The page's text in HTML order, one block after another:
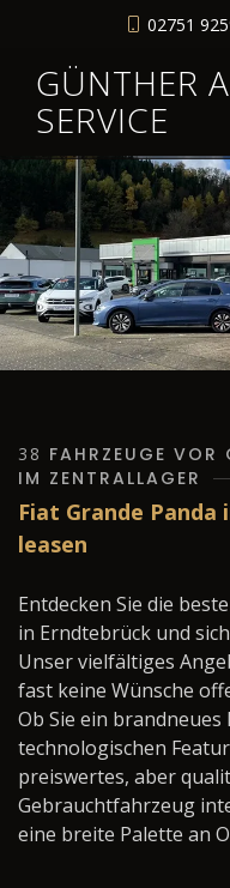
02751
GÜNTHER
SERVICE
38 FAHRZEUGE VOR
IM ZENTRALLAGER
Fiat Grande
leasen
Entdecken Sie die
in Erndtebrück und
Unser vielfältiges
fast keine Wünsche
Ob Sie ein
technologischen
preiswertes, aber
Gebrauchtfahrzeug
eine breite Palette an